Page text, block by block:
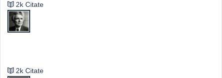
2k Citate
2k Citate